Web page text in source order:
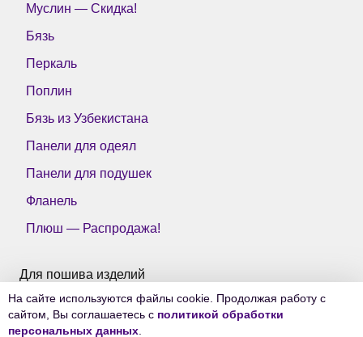
Муслин — Скидка!
Бязь
Перкаль
Поплин
Бязь из Узбекистана
Панели для одеял
Панели для подушек
Фланель
Плюш — Распродажа!
Для пошива изделий
Все ткани Тейково
На сайте используются файлы cookie. Продолжая работу с
сайтом, Вы соглашаетесь с политикой обработки
персональных данных